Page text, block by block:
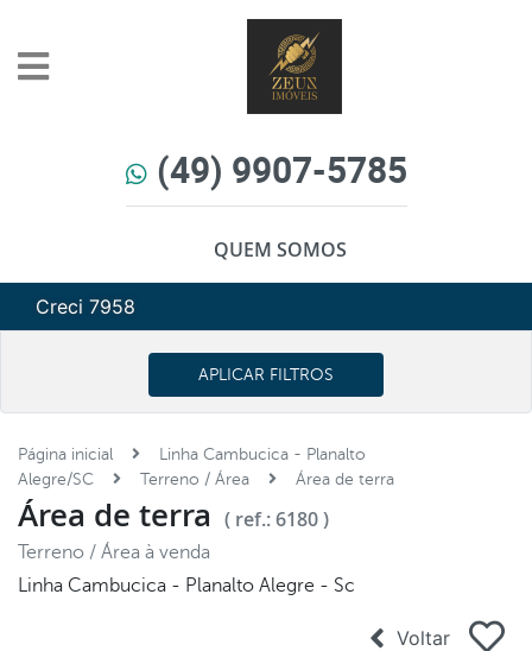
(49) 9907-5785
QUEM SOMOS
Creci 7958
APLICAR FILTROS
Página inicial
Linha Cambucica - Planalto
Alegre/SC
Terreno / Área Área de terra
Área de terra ( ref.: 6180 )
Terreno / Área à venda
Linha Cambucica - Planalto Alegre - Sc
Voltar